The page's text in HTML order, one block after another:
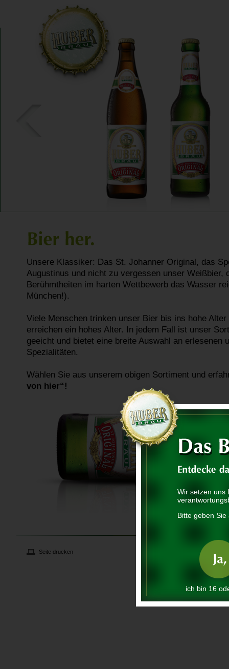
Unsere Klassiker: Das St. Johanner Original, das
Augustinus und nicht zu vergessen unser Weißbier,
Berühmtheiten im harten Wettbewerb das Wasser
München!).
Viele Menschen trinken unser Bier bis ins hohe
erreichen ein hohes Alter. In jedem Fall ist unser
geeicht und bietet eine breite Auswahl an erlesenen
Spezialitäten.
Wählen Sie aus unserem obigen Sortiment und
von hier“!
Seite drucken
Wir setzen uns
Bitte geben
ich bin 16